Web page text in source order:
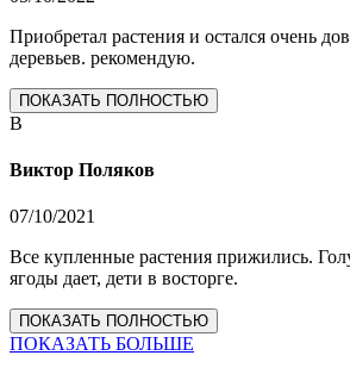
Приобретал растения и остался очень
деревьев. рекомендую.
ПОКАЗАТЬ ПОЛНОСТЬЮ
В
Виктор Поляков
07/10/2021
Все купленные растения прижились.
ягоды дает, дети в восторге.
ПОКАЗАТЬ ПОЛНОСТЬЮ
ПОКАЗАТЬ БОЛЬШЕ